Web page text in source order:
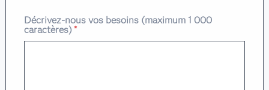
Décrivez-nous vos besoins (maximum 1 000
caractères)*